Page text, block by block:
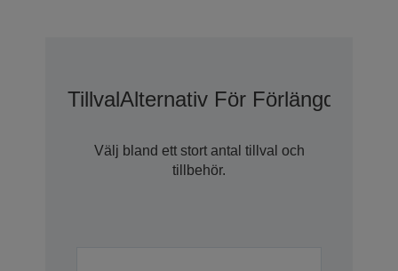
TillvalAlternativ För Förlängd
Välj bland ett stort antal tillval och
tillbehör.